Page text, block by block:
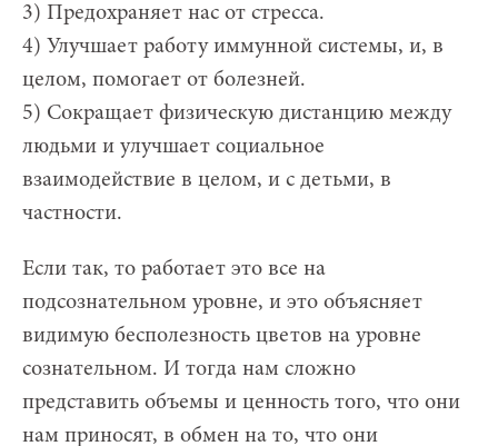
3) Предохраняет нас от стресса.
4) Улучшает работу иммунной системы, и, в
целом, помогает от болезней.
5) Сокращает физическую дистанцию между
людьми и улучшает социальное
взаимодействие в целом, и с детьми, в
частности.
Если так, то работает это все на
подсознательном уровне, и это объясняет
видимую бесполезность цветов на уровне
сознательном. И тогда нам сложно
представить объемы и ценность того, что они
нам приносят, в обмен на то, что они